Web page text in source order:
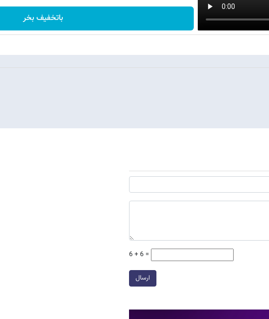
باتخفیف بخر
6 + 6 =
ارسال